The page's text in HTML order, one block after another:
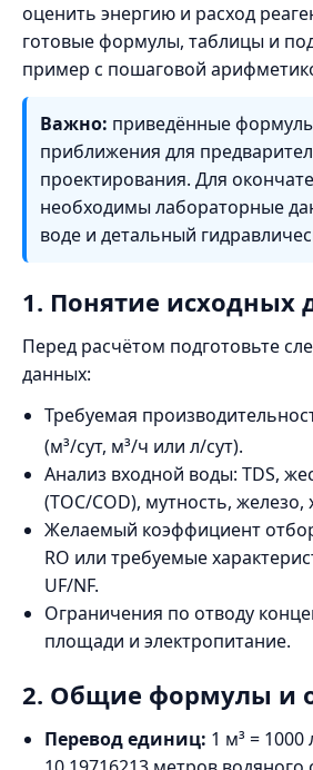
оценить энергию и расход
готовые формулы, таблицы и
пример с пошаговой
Важно: приведённые
приближения для
проектирования. Для
необходимы лабораторные
воде и детальный
1. Понятие исходных
Перед расчётом подготовьте
данных:
Требуемая
(м³/сут, м³/ч или л/сут).
Анализ входной воды: TDS,
(TOC/COD), мутность, железо,
Желаемый коэффициент
RO или требуемые
UF/NF.
Ограничения по отводу
площади и электропитание.
2. Общие формулы и
Перевод единиц: 1 м³ = 1000